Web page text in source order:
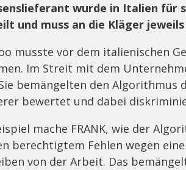
wurde in Italien für
und muss an die Kläger jeweils
musste vor dem italienischen
Im Streit mit dem
bemängelten den Algorithmus
bewertet und dabei
mache FRANK, wie der
berechtigtem Fehlen wegen
von der Arbeit. Das